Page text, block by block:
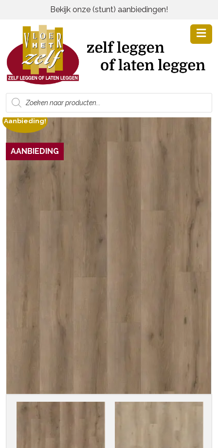
Bekijk onze (stunt) aanbiedingen!
Producten
zoeken
Aanbieding!
AANBIEDING